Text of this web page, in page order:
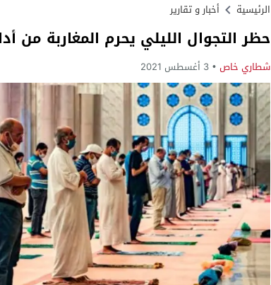
الرئيسية أخبار و تقارير
حظر التجوال الليلي يحرم المغاربة من
شطاري خاص 3 أغسطس 2021